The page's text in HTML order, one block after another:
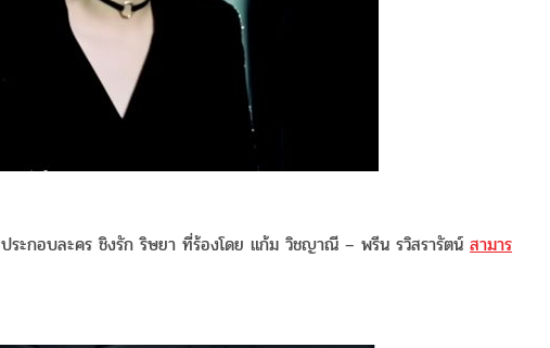
ประกอบละคร ชิงรัก ริษยา ที่ร้องโดย แก้ม วิชญาณี – พรีน รวิสรารัตน์ สามาร